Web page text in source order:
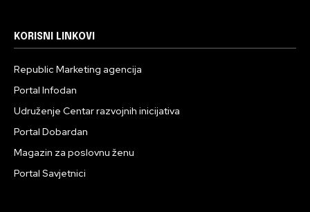
KORISNI LINKOVI
Republic Marketing agencija
Portal Infodan
Udruženje Centar razvojnih inicijativa
Portal Dobardan
Magazin za poslovnu ženu
Portal Savjetnici